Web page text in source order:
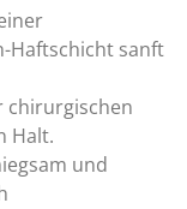
Haftschicht sanft
chirurgischen
Halt.
und